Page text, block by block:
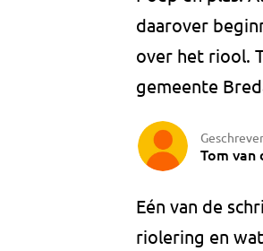
daarover
over het riool.
gemeente
Tom van
Eén van de
riolering en